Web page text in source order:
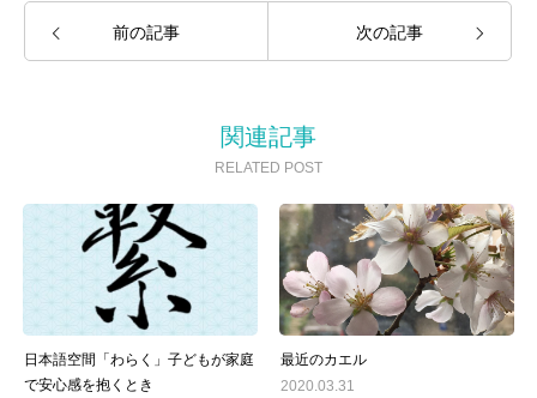
前の記事 次の記事
関連記事
RELATED POST
日本語空間「わらく」子どもが家庭
で安心感を抱くとき
最近のカエル
2020.03.31